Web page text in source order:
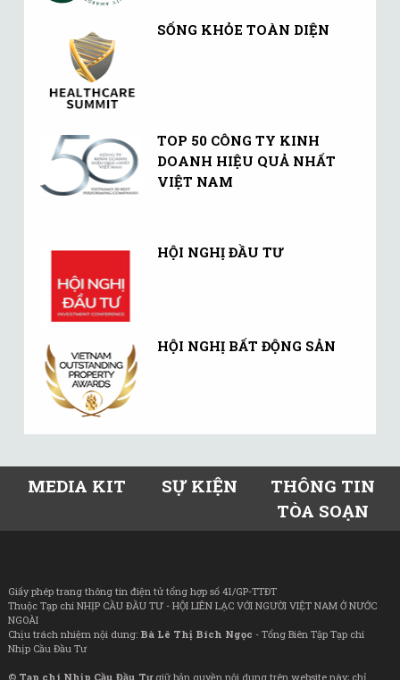
SỐNG KHỎE TOÀN DIỆN
TOP 50 CÔNG TY KINH
DOANH HIỆU QUẢ NHẤT
VIỆT NAM
HỘI NGHỊ ĐẦU TƯ
HỘI NGHỊ BẤT ĐỘNG SẢN
MEDIA KIT SỰ KIỆN
THÔNG TIN
TÒA SOẠN
Giấy phép trang thông tin điện tử tổng hợp số 41/GP-TTĐT
Thuộc Tạp chí NHỊP CẦU ĐẦU TƯ - HỘI LIÊN LẠC VỚI NGƯỜI VIỆT NAM Ở NƯỚC
NGOÀI
Chịu trách nhiệm nội dung: Bà Lê Thị Bích Ngọc - Tổng Biên Tập Tạp chí
Nhịp Cầu Đầu Tư
© Tạp chí Nhịp Cầu Đầu Tưgiữ bản quyền nội dung trên website này; chỉ